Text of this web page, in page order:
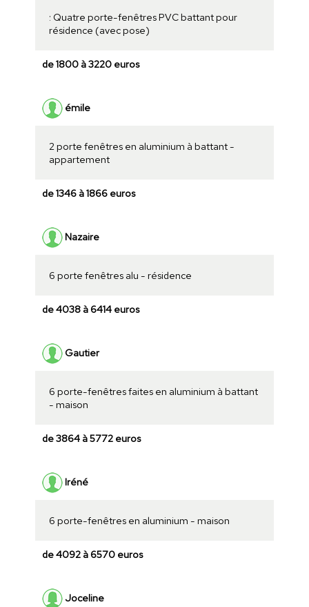
: Quatre porte-fenêtres PVC battant pour
résidence (avec pose)
de 1800 à 3220 euros
émile
2 porte fenêtres en aluminium à battant -
appartement
de 1346 à 1866 euros
Nazaire
6 porte fenêtres alu - résidence
de 4038 à 6414 euros
Gautier
6 porte-fenêtres faites en aluminium à battant
- maison
de 3864 à 5772 euros
Iréné
6 porte-fenêtres en aluminium - maison
de 4092 à 6570 euros
Joceline